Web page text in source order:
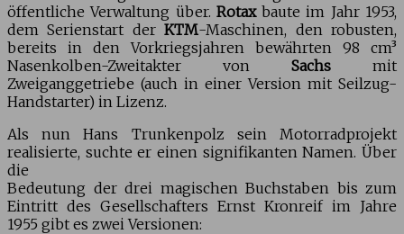
öffentliche Verwaltung über. Rotaxbaute im Jahr 1953,
dem Serienstart derKTM-Maschinen, den robusten,
bereits in den Vorkriegsjahren bewährten 98 cm³
Nasenkolben-Zweitakter von Sachs mit
Zweiganggetriebe (auch in einer Version mit Seilzug-
Handstarter) in Lizenz.
Als nun Hans Trunkenpolz sein Motorradprojekt
realisierte, suchte er einen signifikanten Namen. Über
die
Bedeutung der drei magischen Buchstaben bis zum
Eintritt des Gesellschafters Ernst Kronreif im Jahre
1955 gibt es zwei Versionen: